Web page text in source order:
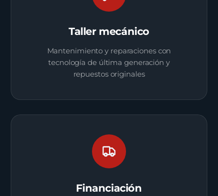
Taller mecánico
Mantenimiento y reparaciones con
tecnología de última generación y
repuestos originales
Financiación